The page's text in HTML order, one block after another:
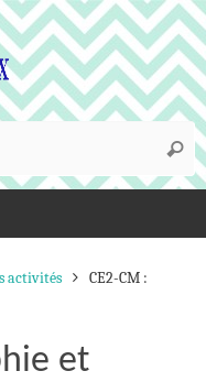
:
activités
CE2-CM :
et